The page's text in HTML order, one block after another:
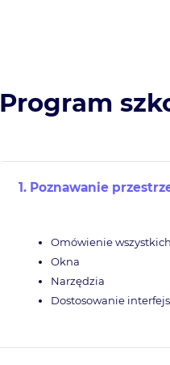
Program
1. Poznawanie
Omówienie
Okna
Narzędzia
Dostosowanie